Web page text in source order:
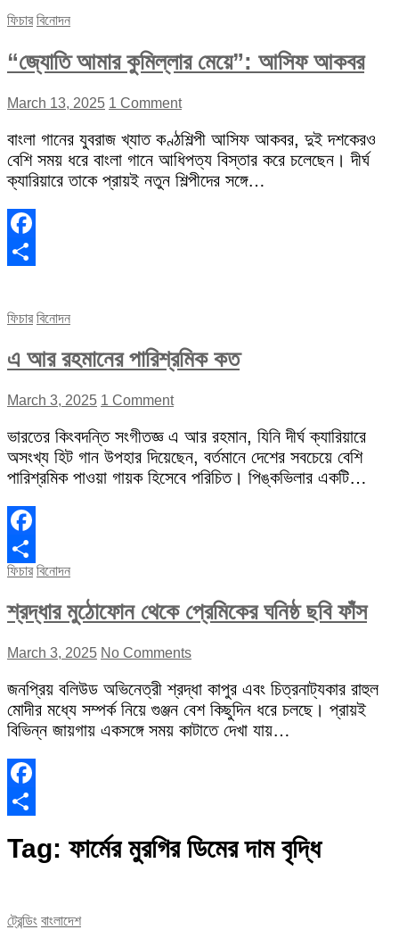
ফিচার বিনোদন
“জ্যোতি আমার কুমিল্লার মেয়ে”: আসিফ আকবর
March 13, 2025 1 Comment
বাংলা গানের যুবরাজ খ্যাত কণ্ঠশিল্পী আসিফ আকবর, দুই দশকেরও
বেশি সময় ধরে বাংলা গানে আধিপত্য বিস্তার করে চলেছেন। দীর্ঘ
ক্যারিয়ারে তাকে প্রায়ই নতুন শিল্পীদের সঙ্গে…
Facebook
ফিচার বিনোদন
এ আর রহমানের পারিশ্রমিক কত
March 3, 2025 1 Comment
ভারতের কিংবদন্তি সংগীতজ্ঞ এ আর রহমান, যিনি দীর্ঘ ক্যারিয়ারে
অসংখ্য হিট গান উপহার দিয়েছেন, বর্তমানে দেশের সবচেয়ে বেশি
পারিশ্রমিক পাওয়া গায়ক হিসেবে পরিচিত। পিঙ্কভিলার একটি…
Facebook
Share
ফিচার বিনোদন
শ্রদ্ধার মুঠোফোন থেকে প্রেমিকের ঘনিষ্ঠ ছবি ফাঁস
March 3, 2025 No Comments
জনপ্রিয় বলিউড অভিনেত্রী শ্রদ্ধা কাপুর এবং চিত্রনাট্যকার রাহুল
মোদীর মধ্যে সম্পর্ক নিয়ে গুঞ্জন বেশ কিছুদিন ধরে চলছে। প্রায়ই
বিভিন্ন জায়গায় একসঙ্গে সময় কাটাতে দেখা যায়…
Facebook
Tag: ফার্মের মুরগির ডিমের দাম বৃদ্ধি
ট্রেন্ডিং বাংলাদেশ